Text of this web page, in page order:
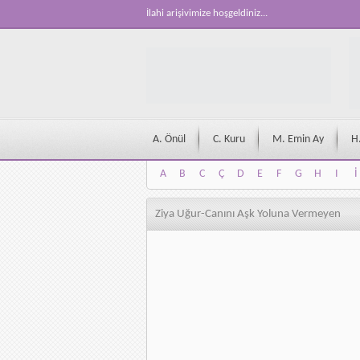
İlahi arişivimize hoşgeldiniz...
A. Önül C. Kuru M. Emin Ay
A B C Ç D E F G H I İ
A
B C Ç D E F G H I İ
Ziya Uğur-Canını Aşk Yoluna Vermeyen